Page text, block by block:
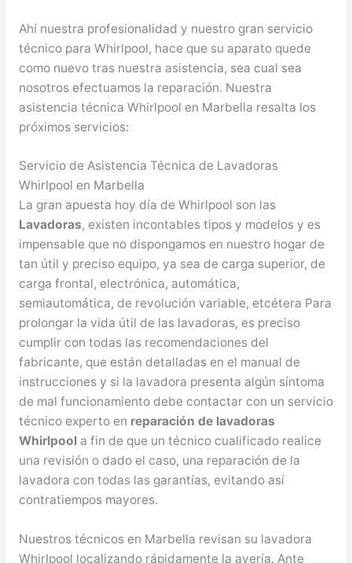
Ahí nuestra profesionalidad y nuestro gran servicio
técnico para Whirlpool, hace que su aparato quede
como nuevo tras nuestra asistencia, sea cual sea
nosotros efectuamos la reparación. Nuestra
asistencia técnica Whirlpool en Marbella resalta los
próximos servicios:
Servicio de Asistencia Técnica de Lavadoras
Whirlpool en Marbella
La gran apuesta hoy día de Whirlpool son las
Lavadoras, existen incontables tipos y modelos y es
impensable que no dispongamos en nuestro hogar de
tan útil y preciso equipo, ya sea de carga superior, de
carga frontal, electrónica, automática,
semiautomática, de revolución variable, etcétera Para
prolongar la vida útil de las lavadoras, es preciso
cumplir con todas las recomendaciones del
fabricante, que están detalladas en el manual de
instrucciones y si la lavadora presenta algún síntoma
de mal funcionamiento debe contactar con un servicio
técnico experto en reparación de lavadoras
Whirlpoola fin de que un técnico cualificado realice
una revisión o dado el caso, una reparación de la
lavadora con todas las garantías, evitando así
contratiempos mayores.
Nuestros técnicos en Marbella revisan su lavadora
Whirlpool localizando rápidamente la avería. Ante